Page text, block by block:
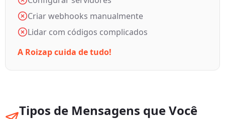
Criar webhooks manualmente
Lidar com códigos complicados
A Roizapcuida de tudo!
Tipos de Mensagens que Você